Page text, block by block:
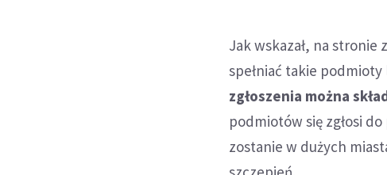
Jak wskazał, na
spełniać takie podmioty
zgłoszenia można
podmiotów się zgłosi
zostanie w dużych